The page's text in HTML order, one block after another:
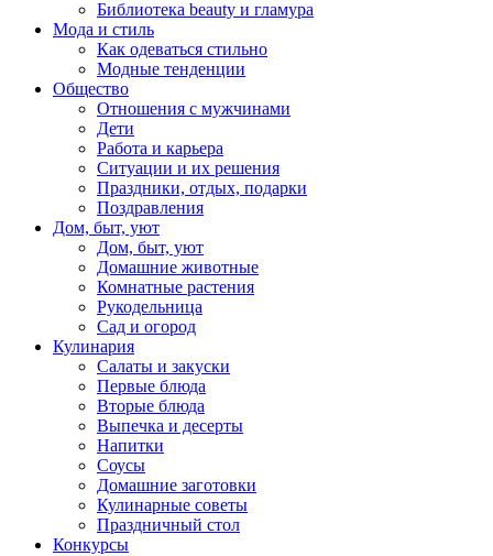
Библиотека beauty и гламура
Мода и стиль
Как одеваться стильно
Модные тенденции
Общество
Отношения с мужчинами
Дети
Работа и карьера
Ситуации и их решения
Праздники, отдых, подарки
Поздравления
Дом, быт, уют
Дом, быт, уют
Домашние животные
Комнатные растения
Рукодельница
Сад и огород
Кулинария
Салаты и закуски
Первые блюда
Вторые блюда
Выпечка и десерты
Напитки
Соусы
Домашние заготовки
Кулинарные советы
Праздничный стол
Конкурсы